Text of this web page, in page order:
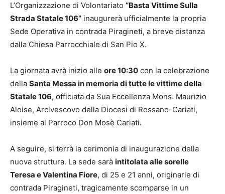
L’Organizzazione di Volontariato “Basta Vittime Sulla
Strada Statale 106” inaugurerà ufficialmente la propria
Sede Operativa in contrada Piragineti, a breve distanza
dalla Chiesa Parrocchiale di San Pio X.
La giornata avrà inizio alle ore 10:30 con la celebrazione
della Santa Messa in memoria di tutte le vittime della
Statale 106, officiata da Sua Eccellenza Mons. Maurizio
Aloise, Arcivescovo della Diocesi di Rossano-Cariati,
insieme al Parroco Don Mosè Cariati.
A seguire, si terrà la cerimonia di inaugurazione della
nuova struttura. La sede sarà intitolata alle sorelle
Teresa e Valentina Fiore, di 25 e 21 anni, originarie di
contrada Piragineti, tragicamente scomparse in un